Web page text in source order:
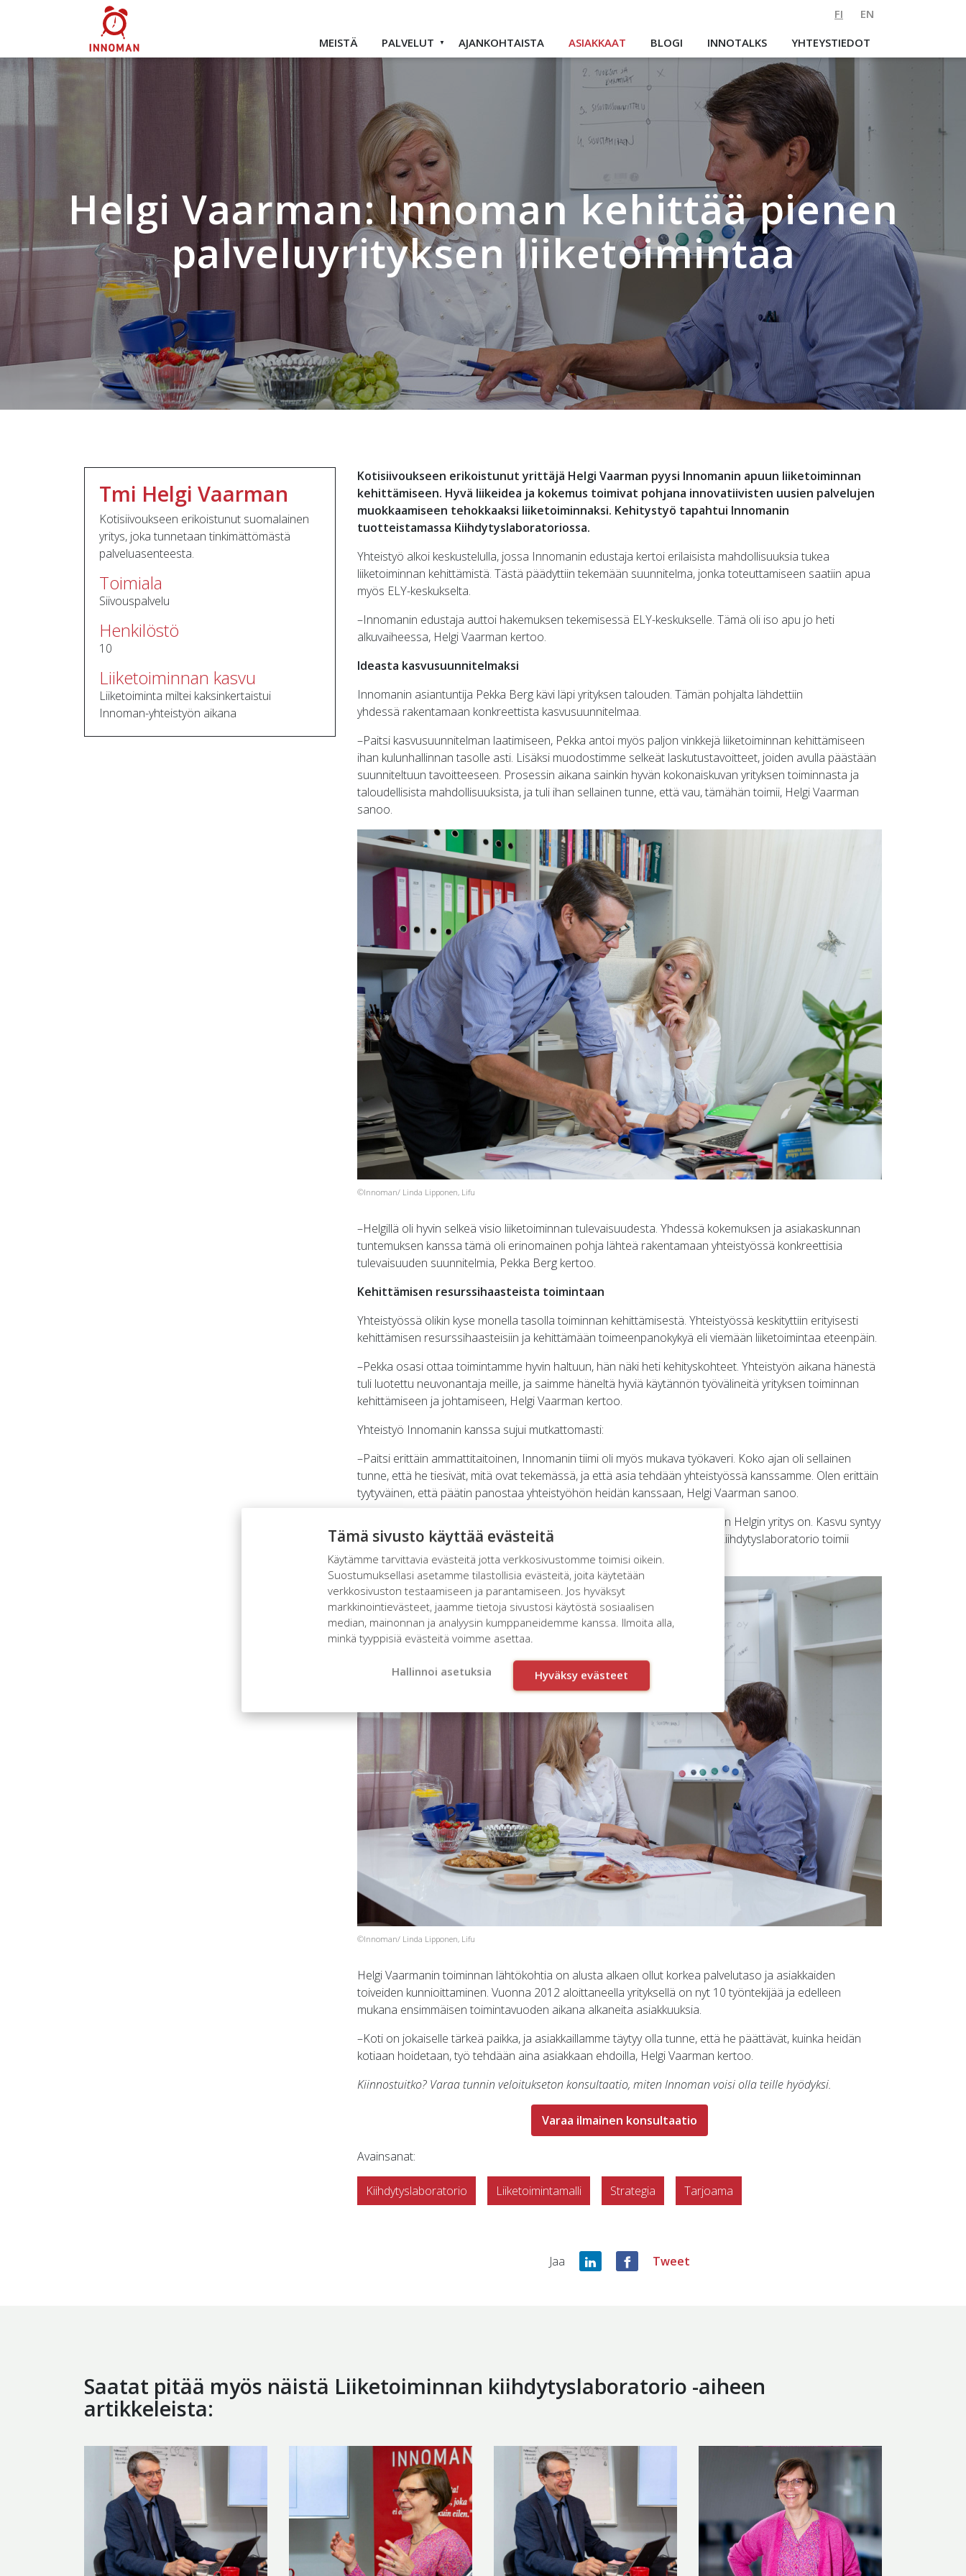
Tämä sivusto käyttää evästeitä
Käytämme tarvittavia evästeitä jotta verkkosivustomme toimisi oikein.
Suostumuksellasi asetamme tilastollisia evästeitä, joita käytetään
verkkosivuston testaamiseen ja parantamiseen. Jos hyväksyt
markkinointievästeet, jaamme tietoja sivustosi käytöstä sosiaalisen
median, mainonnan ja analyysin kumppaneidemme kanssa. Ilmoita alla,
minkä tyyppisiä evästeitä voimme asettaa.
Hallinnoi asetuksia Hyväksy evästeet
FI
EN
MEISTÄ
PALVELUT AJANKOHTAISTA ASIAKKAAT BLOGI INNOTALKS YHTEYSTIEDOT
Helgi Vaarman: Innoman kehittää pienen
palveluyrityksen liiketoimintaa
Tmi Helgi Vaarman
Kotisiivoukseen erikoistunut suomalainen
yritys, joka tunnetaan tinkimättömästä
palveluasenteesta.
Toimiala
Siivouspalvelu
Henkilöstö
10
Liiketoiminnan kasvu
Liiketoiminta miltei kaksinkertaistui
Innoman-yhteistyön aikana
Kotisiivoukseen erikoistunut yrittäjä Helgi Vaarman pyysi Innomanin apuun liiketoiminnan
kehittämiseen. Hyvä liikeidea ja kokemus toimivat pohjana innovatiivisten uusien palvelujen
muokkaamiseen tehokkaaksi liiketoiminnaksi. Kehitystyö tapahtui Innomanin
tuotteistamassa Kiihdytyslaboratoriossa.
Yhteistyö alkoi keskustelulla, jossa Innomanin edustaja kertoi erilaisista mahdollisuuksia tukea
liiketoiminnan kehittämistä. Tästä päädyttiin tekemään suunnitelma, jonka toteuttamiseen saatiin apua
myös ELY-keskukselta.
–Innomanin edustaja auttoi hakemuksen tekemisessä ELY-keskukselle. Tämä oli iso apu jo heti
alkuvaiheessa, Helgi Vaarman kertoo.
Ideasta kasvusuunnitelmaksi
Innomanin asiantuntija Pekka Berg kävi läpi yrityksen talouden. Tämän pohjalta lähdettiin
yhdessä rakentamaan konkreettista kasvusuunnitelmaa.
–Paitsi kasvusuunnitelman laatimiseen, Pekka antoi myös paljon vinkkejä liiketoiminnan kehittämiseen
ihan kulunhallinnan tasolle asti. Lisäksi muodostimme selkeät laskutustavoitteet, joiden avulla päästään
suunniteltuun tavoitteeseen. Prosessin aikana sainkin hyvän kokonaiskuvan yrityksen toiminnasta ja
taloudellisista mahdollisuuksista, ja tuli ihan sellainen tunne, että vau, tämähän toimii, Helgi Vaarman
sanoo.
©Innoman/ Linda Lipponen, Lifu
–Helgillä oli hyvin selkeä visio liiketoiminnan tulevaisuudesta. Yhdessä kokemuksen ja asiakaskunnan
tuntemuksen kanssa tämä oli erinomainen pohja lähteä rakentamaan yhteistyössä konkreettisia
tulevaisuuden suunnitelmia, Pekka Berg kertoo.
Kehittämisen resurssihaasteista toimintaan
Yhteistyössä olikin kyse monella tasolla toiminnan kehittämisestä. Yhteistyössä keskityttiin erityisesti
kehittämisen resurssihaasteisiin ja kehittämään toimeenpanokykyä eli viemään liiketoimintaa eteenpäin.
–Pekka osasi ottaa toimintamme hyvin haltuun, hän näki heti kehityskohteet. Yhteistyön aikana hänestä
tuli luotettu neuvonantaja meille, ja saimme häneltä hyviä käytännön työvälineitä yrityksen toiminnan
kehittämiseen ja johtamiseen, Helgi Vaarman kertoo.
Yhteistyö Innomanin kanssa sujui mutkattomasti:
–Paitsi erittäin ammattitaitoinen, Innomanin tiimi oli myös mukava työkaveri. Koko ajan oli sellainen
tunne, että he tiesivät, mitä ovat tekemässä, ja että asia tehdään yhteistyössä kanssamme. Olen erittäin
tyytyväinen, että päätin panostaa yhteistyöhön heidän kanssaan, Helgi Vaarman sanoo.
–Pienikin yritys perinteisellä toimialalla voi olla hyvinkin innovatiivinen, kuten Helgin yritys on. Kasvu syntyy
kyvystä kehittää innovatiivisia palvelutuotteita, joiden hiomiseen meidän Kiihdytyslaboratorio toimii
erittäin hyvin, Pekka Berg sanoo.
©Innoman/ Linda Lipponen, Lifu
Helgi Vaarmanin toiminnan lähtökohtia on alusta alkaen ollut korkea palvelutaso ja asiakkaiden
toiveiden kunnioittaminen. Vuonna 2012 aloittaneella yrityksellä on nyt 10 työntekijää ja edelleen
mukana ensimmäisen toimintavuoden aikana alkaneita asiakkuuksia.
–Koti on jokaiselle tärkeä paikka, ja asiakkaillamme täytyy olla tunne, että he päättävät, kuinka heidän
kotiaan hoidetaan, työ tehdään aina asiakkaan ehdoilla, Helgi Vaarman kertoo.
Kiinnostuitko? Varaa tunnin veloitukseton konsultaatio, miten Innoman voisi olla teille hyödyksi.
Varaa ilmainen konsultaatio
Avainsanat:
Kiihdytyslaboratorio Liiketoimintamalli Strategia Tarjoama
Jaa Tweet
Saatat pitää myös näistä Liiketoiminnan kiihdytyslaboratorio -aiheen
artikkeleista: